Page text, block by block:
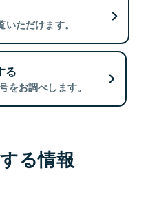
ただけます。
る
をお調べします。
る情報